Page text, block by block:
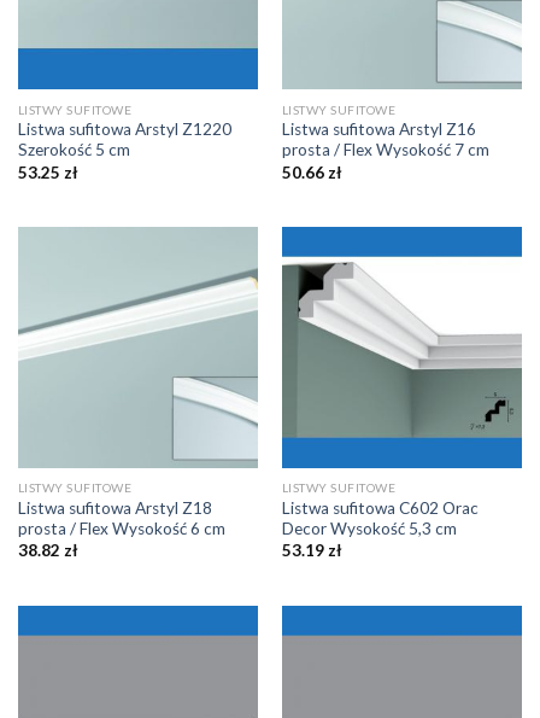
LISTWY SUFITOWE
Listwa sufitowa Arstyl Z1220
Szerokość 5 cm
53.25 zł
LISTWY SUFITOWE
Listwa sufitowa Arstyl Z16
prosta / Flex Wysokość 7 cm
50.66 zł
LISTWY SUFITOWE
Listwa sufitowa Arstyl Z18
prosta / Flex Wysokość 6 cm
38.82 zł
LISTWY SUFITOWE
Listwa sufitowa C602 Orac
Decor Wysokość 5,3 cm
53.19zł